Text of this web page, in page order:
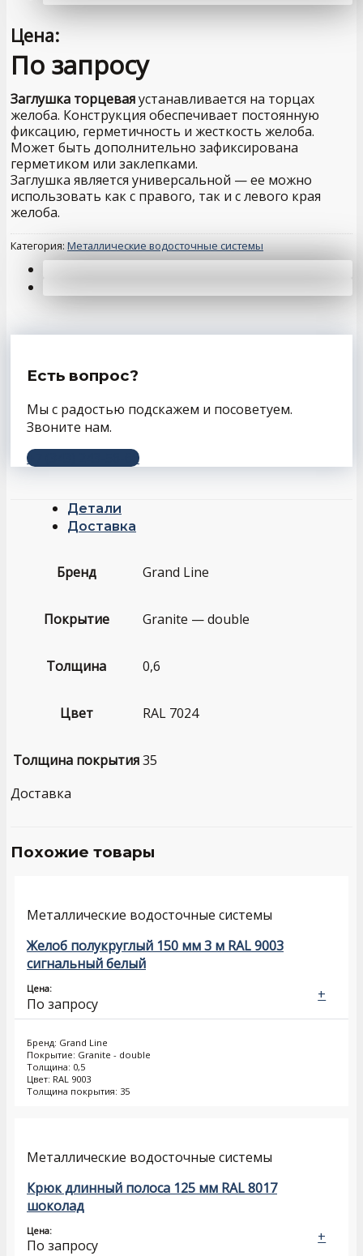
Цена:
По запросу
Заглушка торцеваяустанавливается на торцах
желоба. Конструкция обеспечивает постоянную
фиксацию, герметичность и жесткость желоба.
Может быть дополнительно зафиксирована
герметиком или заклепками.
Заглушка является универсальной — ее можно
использовать как с правого, так и с левого края
желоба.
Категория: Металлические водосточные системы
Есть вопрос?
Мы с радостью подскажем и посоветуем.
Звоните нам.
+7 (343) 243-56-66
Детали
Доставка
Бренд Grand Line
Покрытие Granite — double
Толщина 0,6
Цвет RAL 7024
Толщина покрытия35
Доставка
Похожие товары
Металлические водосточные системы
Желоб полукруглый 150 мм 3 м RAL 9003
сигнальный белый
Цена:
По запросу
Бренд: Grand Line
Покрытие: Granite - double
Толщина: 0,5
Цвет: RAL 9003
Толщина покрытия: 35
+
Металлические водосточные системы
Крюк длинный полоса 125 мм RAL 8017
шоколад
Цена:
По запросу
+